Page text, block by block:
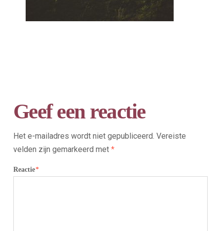
Geef een reactie
Het e-mailadres wordt niet gepubliceerd. Vereiste
velden zijn gemarkeerd met *
Reactie*